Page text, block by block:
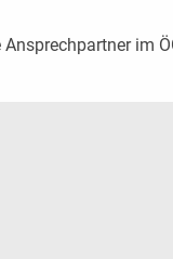
Ansprechpartner im